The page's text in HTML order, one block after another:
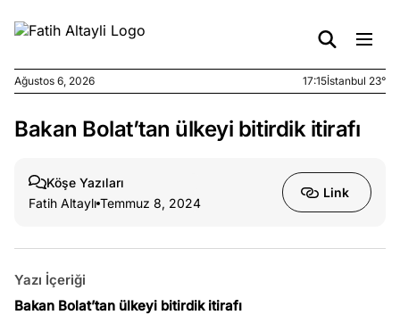
Ağustos
yerde
Temmuz
31, 2026
Ağustos 6, 2026 17:15İstanbul 23°
Bakan Bolat’tan ülkeyi bitirdik itirafı
Köşe Yazıları
Fatih Altaylı Temmuz 8, 2024
Link
Yazı İçeriği
Bakan Bolat’tan ülkeyi bitirdik itirafı